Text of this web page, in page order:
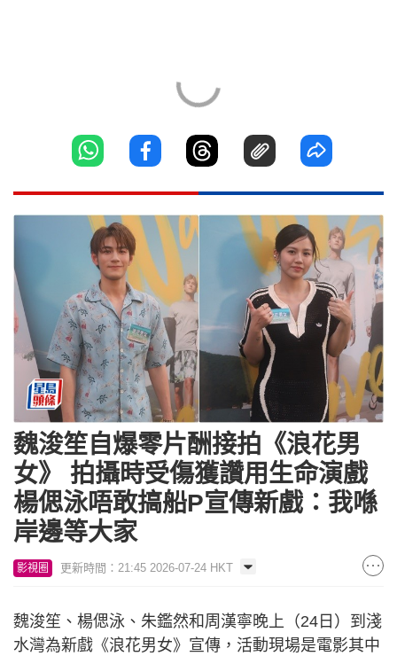
魏浚笙自爆零片酬接拍《浪花男
女》 拍攝時受傷獲讚用生命演戲
楊偲泳唔敢搞船P宣傳新戲：我喺
岸邊等大家
影視圈 更新時間：21:45 2026-07-24 HKT
魏浚笙、楊偲泳、朱鑑然和周漢寧晚上（24日）到淺
水灣為新戲《浪花男女》宣傳，活動現場是電影其中